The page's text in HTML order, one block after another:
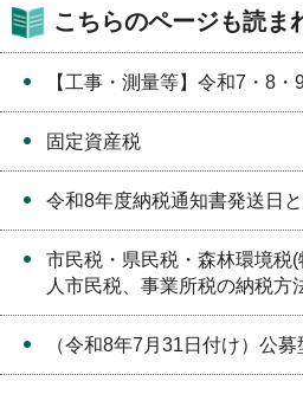
こちらのページも読ま
【工事・測量等】令和7・8
固定資産税
令和8年度納税通知書発送日
市民税・県民税・森林環境税
人市民税、事業所税の納税方
（令和8年7月31日付け）公